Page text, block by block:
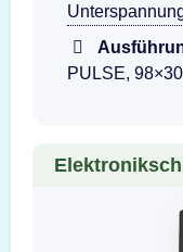
PULSE,